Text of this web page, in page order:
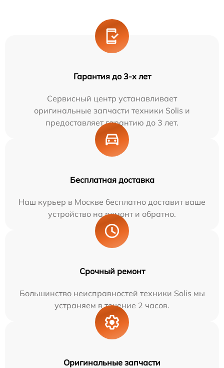
Гарантия до 3-х лет
Сервисный центр устанавливает
оригинальные запчасти техники Solis и
предоставляет гарантию до 3 лет.
Бесплатная доставка
Наш курьер в Москве бесплатно доставит ваше
устройство на ремонт и обратно.
Срочный ремонт
Большинство неисправностей техники Solis мы
устраняем в течение 2 часов.
Оригинальные запчасти